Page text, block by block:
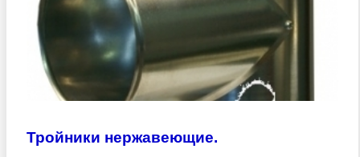
Тройники нержавеющие.